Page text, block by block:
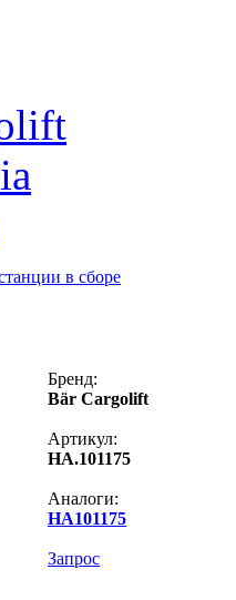
в сборе
Бренд:
Bär Cargolift
Артикул:
HA.101175
Аналоги:
HA101175
Запрос